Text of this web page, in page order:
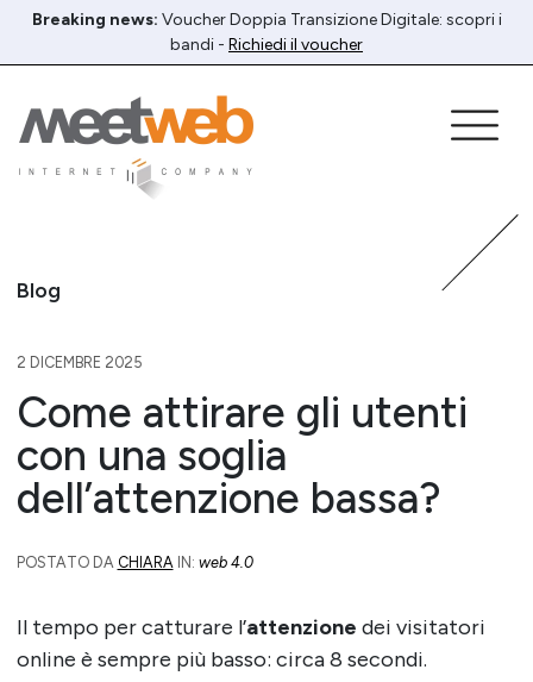
Breaking news: Voucher Doppia Transizione Digitale: scopri i
bandi - Richiedi il voucher
Blog
2 DICEMBRE 2025
Come attirare gli utenti
con una soglia
dell’attenzione bassa?
POSTATO DA CHIARA IN: web 4.0
Il tempo per catturare l’attenzione dei visitatori
online è sempre più basso: circa 8 secondi.